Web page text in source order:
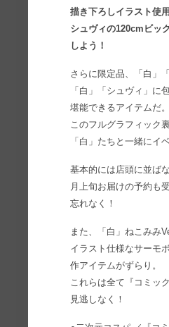
描き下ろしイラスト使
シュヴィの120cmビッ
しよう！
さらに限定品、「白」
「白」「シュヴィ」に
堪能できるアイテムだ。
このフルグラフィック
「白」たちと一緒にイ
基本的には店頭に並ば
月上旬お届けの予約も
忘れなく！
また、「白」ねこみみ
イラスト仕様なサーモ
作アイテムがずらり。
これらは全て『コミッ
見逃しなく！